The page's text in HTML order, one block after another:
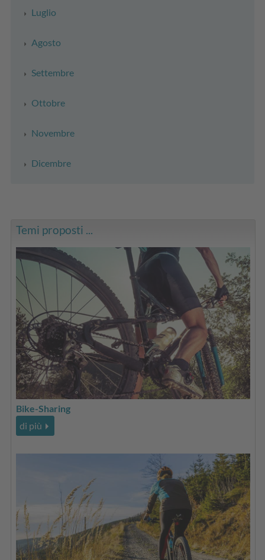
Luglio
Agosto
Settembre
Ottobre
Novembre
Dicembre
Temi proposti ...
Bike-Sharing
di più